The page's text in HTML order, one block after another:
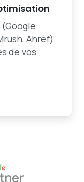
Ahref)
de vos